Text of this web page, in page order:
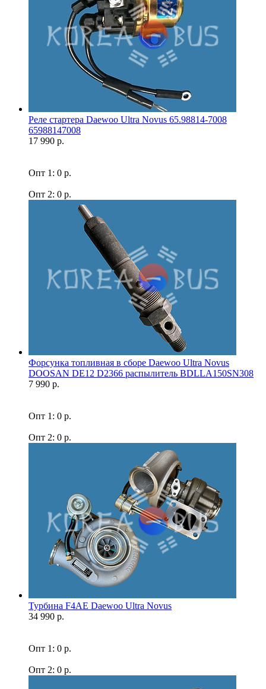
Реле стартера Daewoo Ultra Novus 65.98814-7008
65988147008
17 990 р.
Опт 1: 0 р.
Опт 2: 0 р.
Форсунка топливная в сборе Daewoo Ultra Novus
DOOSAN DE12 D2366 распылитель BDLLA150SN308
7 990 р.
Опт 1: 0 р.
Опт 2: 0 р.
Турбина F4AE Daewoo Ultra Novus
34 990 р.
Опт 1: 0 р.
Опт 2: 0 р.